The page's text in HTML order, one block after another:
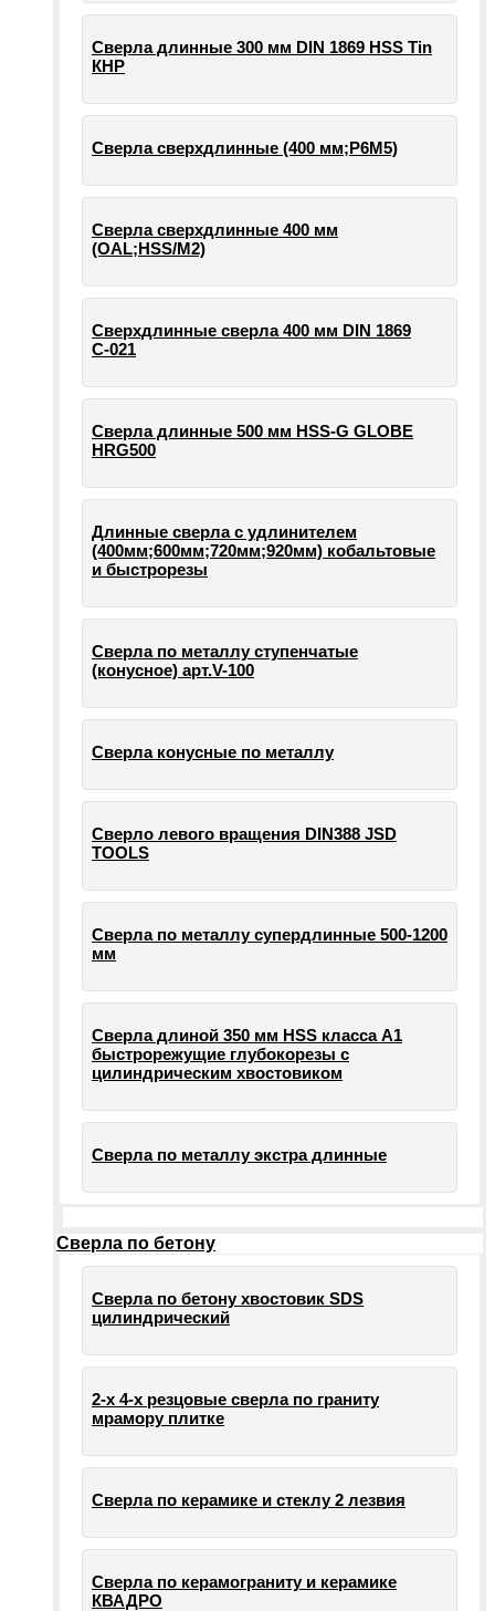
Сверла длинные 300 мм DIN 1869 HSS Tin
КНР
Сверла сверхдлинные (400 мм;Р6М5)
Сверла сверхдлинные 400 мм
(OAL;HSS/M2)
Сверхдлинные сверла 400 мм DIN 1869
С-021
Сверла длинные 500 мм HSS-G GLOBE
HRG500
Длинные сверла с удлинителем
(400мм;600мм;720мм;920мм) кобальтовые
и быстрорезы
Сверла по металлу ступенчатые
(конусное) арт.V-100
Сверла конусные по металлу
Сверло левого вращения DIN388 JSD
TOOLS
Сверла по металлу супердлинные 500-1200
мм
Сверла длиной 350 мм HSS класса А1
быстрорежущие глубокорезы с
цилиндрическим хвостовиком
Сверла по металлу экстра длинные
Сверла по бетону
Сверла по бетону хвостовик SDS
цилиндрический
2-х 4-х резцовые сверла по граниту
мрамору плитке
Сверла по керамике и стеклу 2 лезвия
Сверла по керамограниту и керамике
КВАДРО